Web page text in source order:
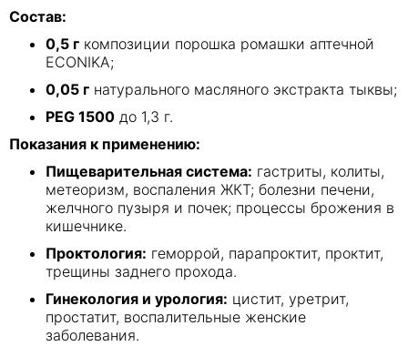
Состав:
0,5 г композиции порошка ромашки аптечной
ECONIKA;
0,05 г натурального масляного экстракта тыквы;
PEG 1500 до 1,3 г.
Показания к применению:
Пищеварительная система: гастриты, колиты,
метеоризм, воспаления ЖКТ; болезни печени,
желчного пузыря и почек; процессы брожения в
кишечнике.
Проктология: геморрой, парапроктит, проктит,
трещины заднего прохода.
Гинекология и урология: цистит, уретрит,
простатит, воспалительные женские
заболевания.